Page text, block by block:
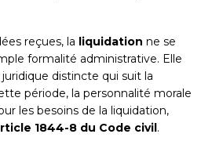
reçues, la liquidation ne se
formalité administrative. Elle
distincte qui suit la
période, la personnalité morale
les besoins de la liquidation,
1844-8 du Code civil.